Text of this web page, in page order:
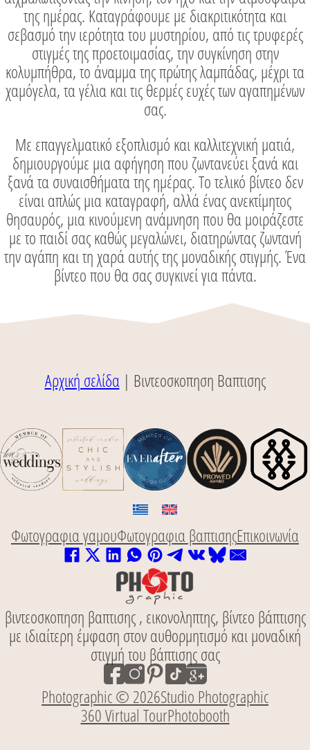
της ημέρας. Καταγράφουμε με διακριτικότητα και
σεβασμό την ιερότητα του μυστηρίου, από τις τρυφερές
στιγμές της προετοιμασίας, την συγκίνηση στην
κολυμπήθρα, το άναμμα της πρώτης λαμπάδας, μέχρι τα
χαμόγελα, τα γέλια και τις θερμές ευχές των αγαπημένων
σας.
Με επαγγελματικό εξοπλισμό και καλλιτεχνική ματιά,
δημιουργούμε μια αφήγηση που ζωντανεύει ξανά και
ξανά τα συναισθήματα της ημέρας. Το τελικό βίντεο δεν
είναι απλώς μια καταγραφή, αλλά ένας ανεκτίμητος
θησαυρός, μια κινούμενη ανάμνηση που θα μοιράζεστε
με το παιδί σας καθώς μεγαλώνει, διατηρώντας ζωντανή
την αγάπη και τη χαρά αυτής της μοναδικής στιγμής. Ένα
βίντεο που θα σας συγκινεί για πάντα.
Αρχική σελίδα| Βιντεοσκοπηση Βαπτισης
Φωτογραφια γαμουΦωτογραφια βαπτισηςΕπικοινωνία
βιντεοσκοπηση βαπτισης , εικονοληπτης, βίντεο βάπτισης
με ιδιαίτερη έμφαση στον αυθορμητισμό και μοναδική
στιγμή του βάπτισης σας
Photographic © 2026Studio Photographic
360 Virtual TourPhotobooth